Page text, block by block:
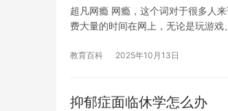
超凡网瘾 网瘾，这个词对于很多人
费大量的时间在网上，无论是玩游
教育百科 2025年10月13日
抑郁症面临休学怎么办